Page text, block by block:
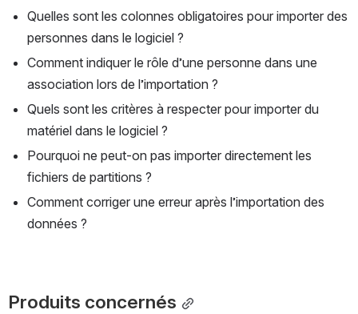
Quelles sont les colonnes obligatoires pour importer des
personnes dans le logiciel ?
Comment indiquer le rôle d’une personne dans une
association lors de l’importation ?
Quels sont les critères à respecter pour importer du
matériel dans le logiciel ?
Pourquoi ne peut-on pas importer directement les
fichiers de partitions ?
Comment corriger une erreur après l’importation des
données ?
Produits concernés